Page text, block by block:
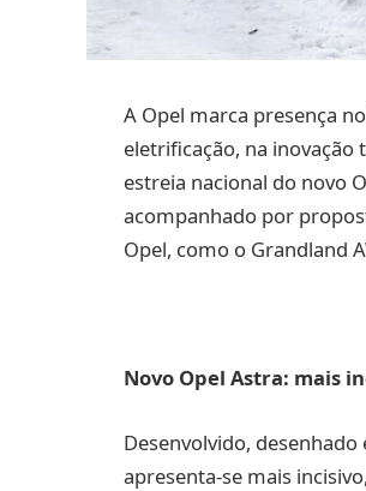
A Opel marca presença
eletrificação, na inovação
estreia nacional do novo
acompanhado por
Opel, como o Grandland
Novo Opel Astra: mais
Desenvolvido,
apresenta‑se mais